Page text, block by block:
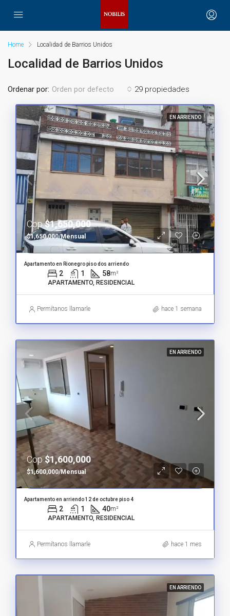
Home Localidad de Barrios Unidos
Localidad de Barrios Unidos
29 propiedades
Ordenar por: Orden por defecto
EN ARRIENDO
Cop$1,650,000
$1,650,000/Mensual
Apartamento en Rionegro piso dos arriendo
2 1 58m²
APARTAMENTO, RESIDENCIAL
Permítanos llamarle hace 1 semana
EN ARRIENDO
Cop$1,600,000
$1,600,000/Mensual
Apartamento en arriendo 12 de octubre piso 4
2 1 40m²
APARTAMENTO, RESIDENCIAL
Permítanos llamarle hace 1 mes
EN ARRIENDO